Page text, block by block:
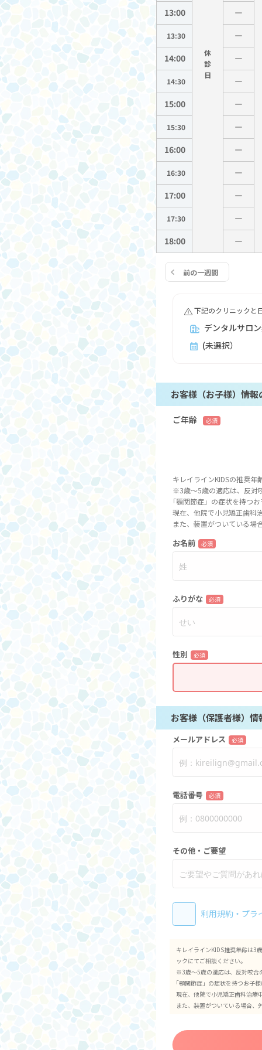
休
診
13:00
13:30
14:00
14:30
15:00
15:30
16:00
16:30
17:00
17:30
18:00
前の一週間
下記のクリニックと
デンタルサロ
(未選択）
お客様（お子様）情報
ご年齢 必須
キレイラインKIDSの推奨
※3歳～5歳の適応は、反対
｢顎関節症」の症状を持つ
現在、他院で小児矯正歯科
また、装置がついている場
お名前 必須
ふりがな 必須
性別 必須
お客様（保護者様）情
メールアドレス 必須
電話番号 必須
その他・ご要望
利用規約・ プラ
キレイラインKIDS推奨年齢は3
ックにてご相談ください。
※3歳～5歳の適応は、反対咬合
｢顎関節症」の症状を持つお子
現在、他院で小児矯正歯科治療
また、装置がついている場合、